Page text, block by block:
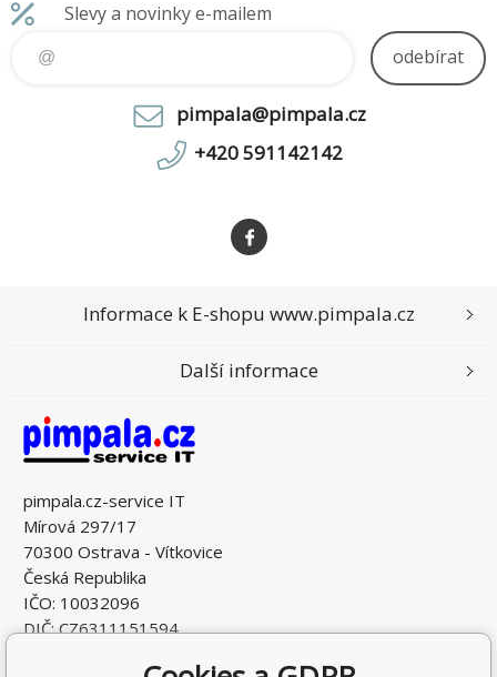
Slevy a novinky e-mailem
odebírat
pimpala@pimpala.cz
+420 591142142
pimpala.cz-service IT
Mírová 297/17
70300 Ostrava - Vítkovice
Česká Republika
IČO: 10032096
DIČ: CZ6311151594
Informace k E-shopu www.pimpala.cz
Další informace